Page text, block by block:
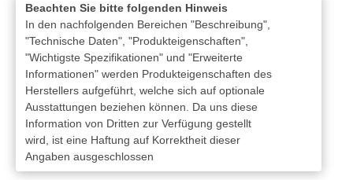
Beachten Sie bitte folgenden Hinweis
In den nachfolgenden Bereichen "Beschreibung",
"Technische Daten", "Produkteigenschaften",
"Wichtigste Spezifikationen" und "Erweiterte
Informationen" werden Produkteigenschaften des
Herstellers aufgeführt, welche sich auf optionale
Ausstattungen beziehen können. Da uns diese
Information von Dritten zur Verfügung gestellt
wird, ist eine Haftung auf Korrektheit dieser
Angaben ausgeschlossen